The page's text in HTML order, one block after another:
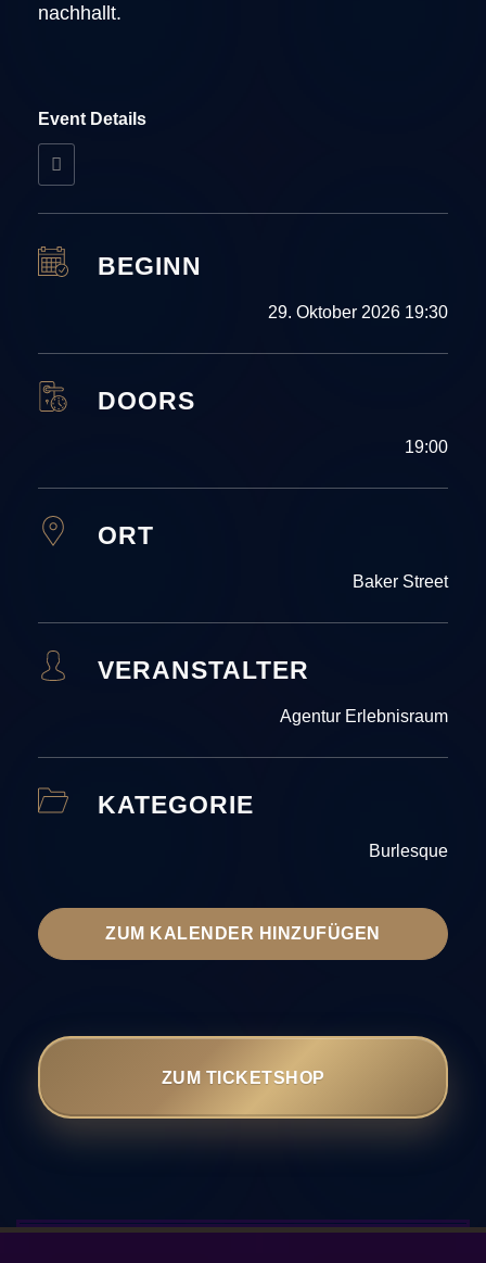
nachhallt.
Event Details
BEGINN
29. Oktober 2026 19:30
DOORS
19:00
ORT
Baker Street
VERANSTALTER
Agentur Erlebnisraum
KATEGORIE
Burlesque
ZUM KALENDER HINZUFÜGEN
ZUM TICKETSHOP